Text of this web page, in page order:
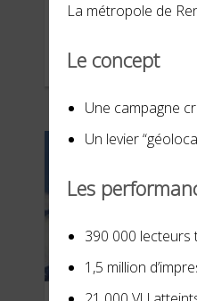
OCTOBRE 2024
La métropole de
Le concept
Une campagne
Un levier
Les
390 000 lecteurs
1,5 million